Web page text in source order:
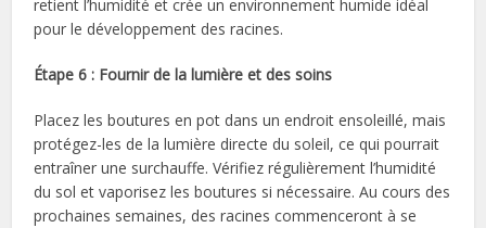
retient l’humidité et crée un environnement humide idéal
pour le développement des racines.
Étape 6 : Fournir de la lumière et des soins
Placez les boutures en pot dans un endroit ensoleillé, mais
protégez-les de la lumière directe du soleil, ce qui pourrait
entraîner une surchauffe. Vérifiez régulièrement l’humidité
du sol et vaporisez les boutures si nécessaire. Au cours des
prochaines semaines, des racines commenceront à se